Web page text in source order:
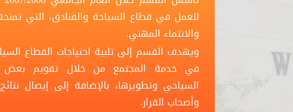
للعمل في قطاع السياحة والفنادق، التي
والانتماء المهني.
ويهدف القسم إلى تلبية احتياجات القطاع
في خدمة المجتمع من خلال تقويم بعض
السياحي وتطويرها، بالإضافة إلى إيصال
وأصحاب القرار.